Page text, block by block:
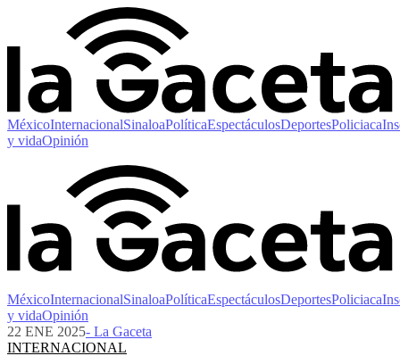
MéxicoInternacionalSinaloaPolíticaEspectáculosDeportesPoliciaca
y vidaOpinión
MéxicoInternacionalSinaloaPolíticaEspectáculosDeportesPoliciaca
y vidaOpinión
22 ENE 2025- La Gaceta
INTERNACIONAL